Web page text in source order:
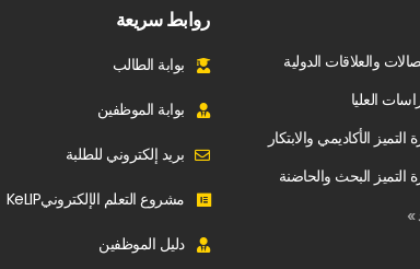
والعلاقات الدولية
العليا
التميز الأكاديمي والابتكار
التميز البحث والحاضنة
»
روابط سريعة
بوابة الطالب
بوابة الموظفين
بريد إلكتروني للطلبة
مشروع التعلم الإلكترونيKeLIP
دليل الموظفين